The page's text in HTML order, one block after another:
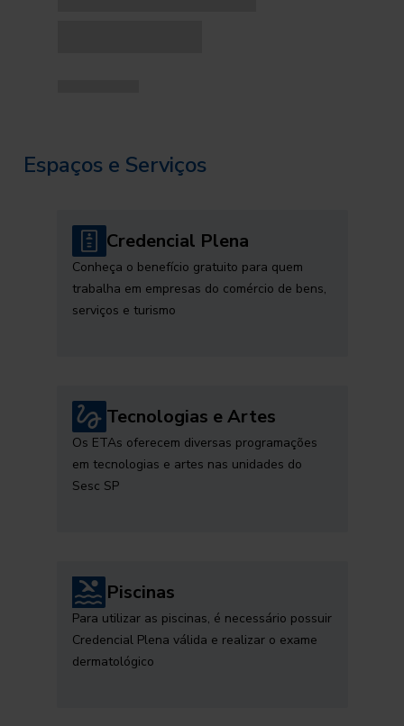
Espaços e Serviços
Credencial Plena
Conheça o benefício gratuito para quem
trabalha em empresas do comércio de bens,
serviços e turismo
Tecnologias e Artes
Os ETAs oferecem diversas programações
em tecnologias e artes nas unidades do
Sesc SP
Piscinas
Para utilizar as piscinas, é necessário possuir
Credencial Plena válida e realizar o exame
dermatológico